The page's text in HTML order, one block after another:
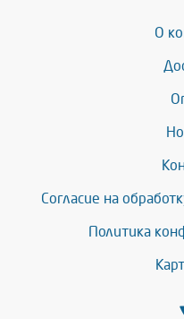
О
Согласие на
Политика